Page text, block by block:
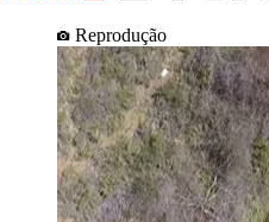
Reprodução